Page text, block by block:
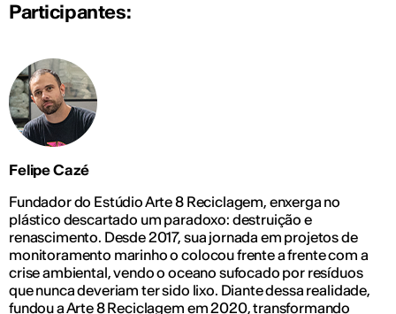
Participantes:
Felipe Cazé
Fundador do Estúdio Arte 8 Reciclagem, enxerga no
plástico descartado um paradoxo: destruição e
renascimento. Desde 2017, sua jornada em projetos de
monitoramento marinho o colocou frente a frente com a
crise ambiental, vendo o oceano sufocado por resíduos
que nunca deveriam ter sido lixo. Diante dessa realidade,
fundou a Arte 8 Reciclagem em 2020, transformando